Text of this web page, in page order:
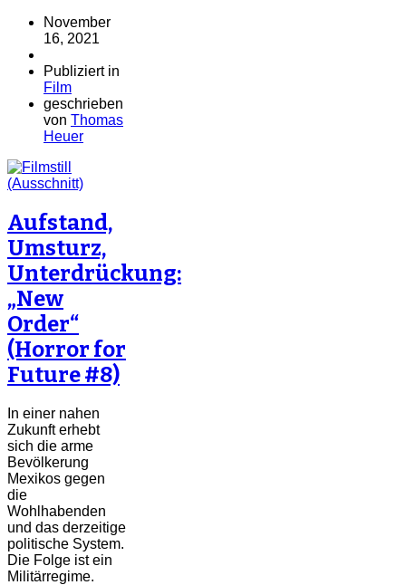
November
16, 2021
Publiziert in
Film
geschrieben
von Thomas
Heuer
Aufstand,
Umsturz,
Unterdrückung:
„New
Order“
(Horror for
Future #8)
In einer nahen
Zukunft erhebt
sich die arme
Bevölkerung
Mexikos gegen
die
Wohlhabenden
und das derzeitige
politische System.
Die Folge ist ein
Militärregime.